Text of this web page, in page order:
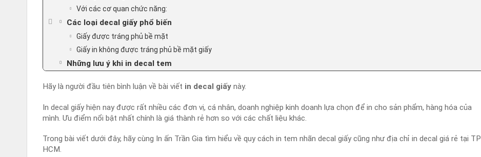
Với các cơ quan chức năng:
Các loại decal giấy phổ biến
Giấy được tráng phủ bề mặt
Giấy in không được tráng phủ bề mặt giấy
Những lưu ý khi in decal tem
Hãy là người đầu tiên bình luận về bài viết in decal giấy này.
In decal giấy hiện nay được rất nhiều các đơn vị, cá nhân, doanh nghiệp kinh doanh lựa chọn để in cho sản phẩm, hàng hóa của
mình. Ưu điểm nổi bật nhất chính là giá thành rẻ hơn so với các chất liệu khác.
Trong bài viết dưới đây, hãy cùng In ấn Trần Gia tìm hiểu về quy cách in tem nhãn decal giấy cũng như địa chỉ in decal giá rẻ tại TP
HCM.